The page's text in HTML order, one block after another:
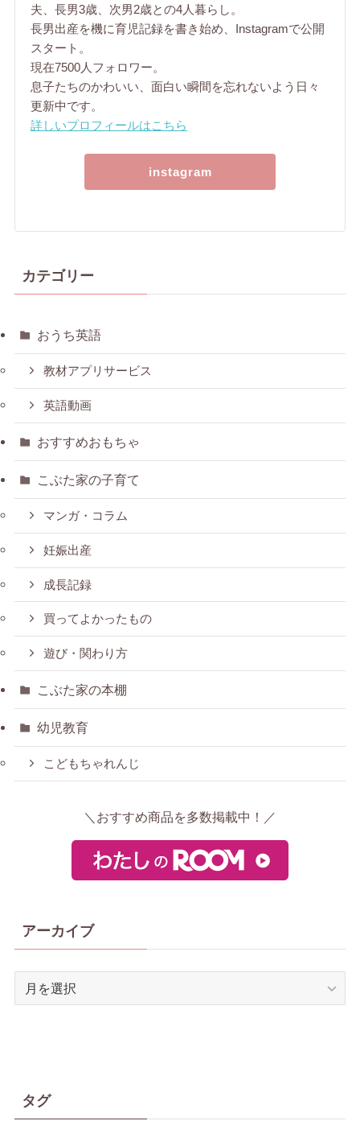
夫、長男3歳、次男2歳との4人暮らし。
長男出産を機に育児記録を書き始め、Instagramで公開
スタート。
現在7500人フォロワー。
息子たちのかわいい、面白い瞬間を忘れないよう日々
更新中です。
詳しいプロフィールはこちら
instagram
カテゴリー
おうち英語
教材アプリサービス
英語動画
おすすめおもちゃ
こぶた家の子育て
マンガ・コラム
妊娠出産
成長記録
買ってよかったもの
遊び・関わり方
こぶた家の本棚
幼児教育
こどもちゃれんじ
＼おすすめ商品を多数掲載中！／
アーカイブ
タグ